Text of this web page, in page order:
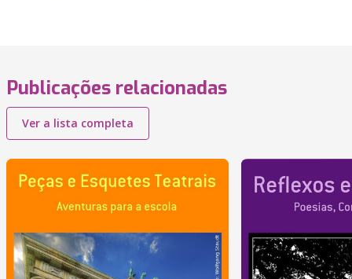
Publicações relacionadas
Ver a lista completa